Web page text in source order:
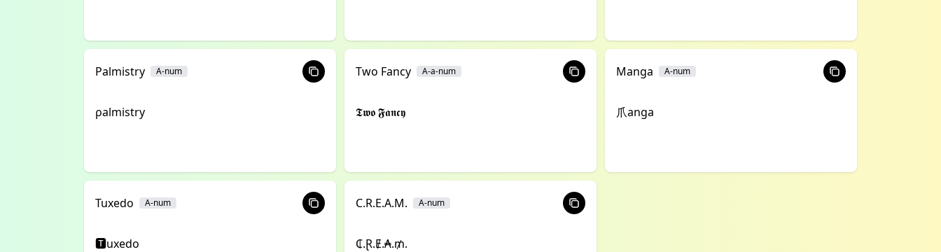
Palmistry A-num
ρalmistry
Two Fancy A-a-num
𝕿𝖜𝖔 𝕱𝖆𝖓𝖈𝖞
Manga A-num
爪anga
Tuxedo A-num
🆃uxedo
C.R.E.A.M. A-num
₵.Ɽ.Ɇ.₳.₥.